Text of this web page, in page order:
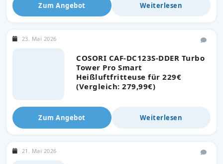
Zum Angebot Weiterlesen
COSORI CAF-DC123S-DDER Turbo
Tower Pro Smart
Heißluftfritteuse für 229€
(Vergleich: 279,99€)
23. Mai 2026
Zum Angebot Weiterlesen
21. Mai 2026